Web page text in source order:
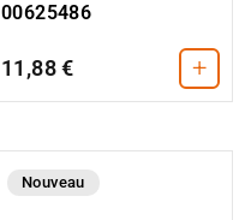
00625486
11,88 € +
Nouveau